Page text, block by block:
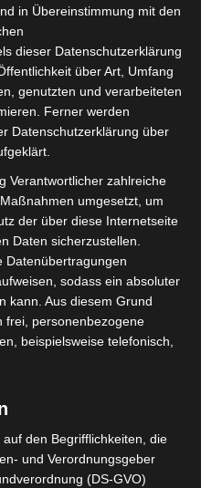
»Stadien»Stade
17
Bouzid
9100
Olympique Sidi
(EOSB)
Stade-
Sidi-Bouzid-
in Übereinstimmung mit den
dieser Datenschutzerklärung
über Art, Umfang
genutzten und verarbeiteten
Ferner werden
Datenschutzerklärung über
Verantwortlicher zahlreiche
umgesetzt, um
der über diese Internetseite
Daten sicherzustellen.
Datenübertragungen
sodass ein absoluter
kann. Aus diesem Grund
frei, personenbezogene
beispielsweise telefonisch,
den Begrifflichkeiten, die
und Verordnungsgeber
(DS-GVO)